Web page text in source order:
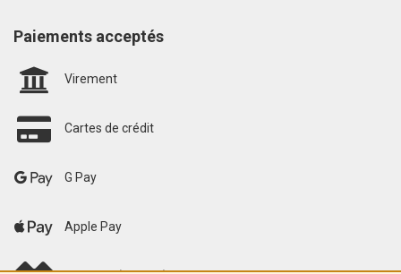
Paiements acceptés
Virement
Cartes de crédit
G Pay
Apple Pay